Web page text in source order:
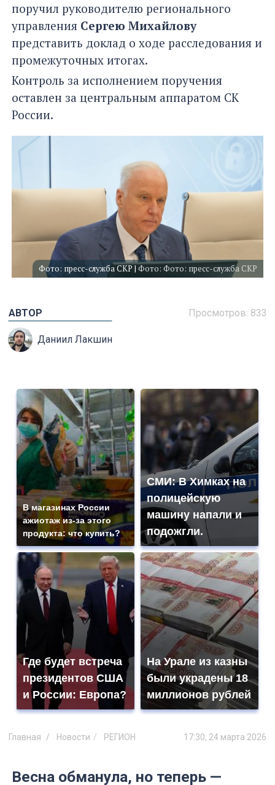
поручил руководителю регионального
управления Сергею Михайлову
представить доклад о ходе расследования и
промежуточных итогах.
Контроль за исполнением поручения
оставлен за центральным аппаратом СК
России.
Фото: пресс-служба СКР | Фото: Фото: пресс-служба СКР
Просмотров: 833
АВТОР
Даниил Лакшин
В магазинах России
ажиотаж из-за этого
продукта: что купить?
СМИ: В Химках на
полицейскую
машину напали и
подожгли.
Где будет встреча
президентов США
и России: Европа?
На Урале из казны
были украдены 18
миллионов рублей
Главная Новости РЕГИОН 17:30, 24 марта 2026
Весна обманула, но теперь —